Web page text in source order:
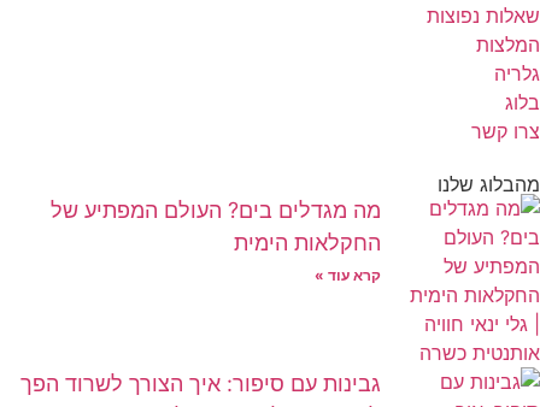
שאלות נפוצות
המלצות
גלריה
בלוג
צרו קשר
מהבלוג שלנו
מה מגדלים בים? העולם המפתיע של
החקלאות הימית
קרא עוד »
גבינות עם סיפור: איך הצורך לשרוד הפך